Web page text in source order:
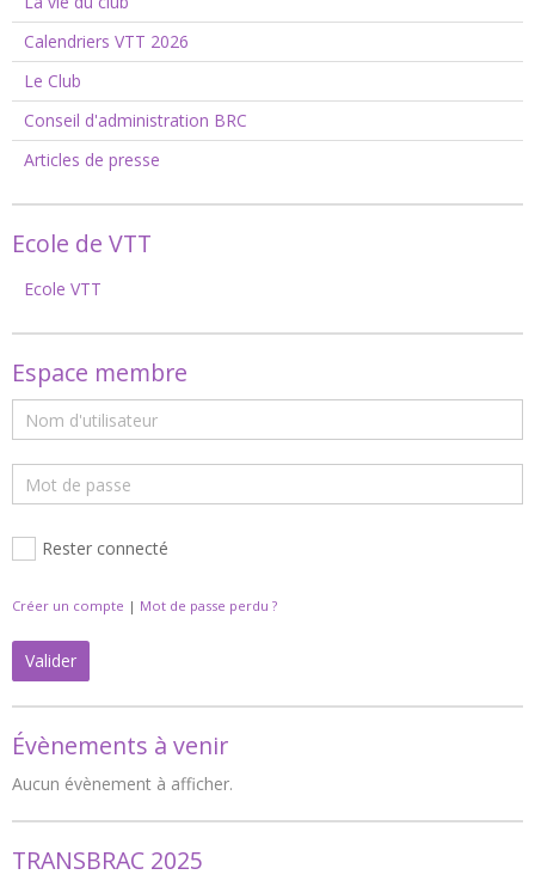
Calendriers VTT 2026
Le Club
Conseil d'administration BRC
Articles de presse
Ecole de VTT
Ecole VTT
Espace membre
Rester connecté
Créer un compte | Mot de passe perdu ?
Valider
Évènements à venir
Aucun évènement à afficher.
TRANSBRAC 2025